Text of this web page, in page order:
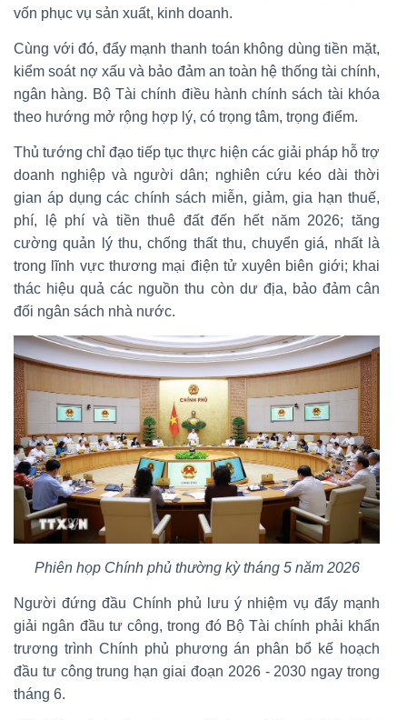
vốn phục vụ sản xuất, kinh doanh.
Cùng với đó, đẩy mạnh thanh toán không dùng tiền mặt,
kiểm soát nợ xấu và bảo đảm an toàn hệ thống tài chính,
ngân hàng. Bộ Tài chính điều hành chính sách tài khóa
theo hướng mở rộng hợp lý, có trọng tâm, trọng điểm.
Thủ tướng chỉ đạo tiếp tục thực hiện các giải pháp hỗ trợ
doanh nghiệp và người dân; nghiên cứu kéo dài thời
gian áp dụng các chính sách miễn, giảm, gia hạn thuế,
phí, lệ phí và tiền thuê đất đến hết năm 2026; tăng
cường quản lý thu, chống thất thu, chuyển giá, nhất là
trong lĩnh vực thương mại điện tử xuyên biên giới; khai
thác hiệu quả các nguồn thu còn dư địa, bảo đảm cân
đối ngân sách nhà nước.
Phiên họp Chính phủ thường kỳ tháng 5 năm 2026
Người đứng đầu Chính phủ lưu ý nhiệm vụ đẩy mạnh
giải ngân đầu tư công, trong đó Bộ Tài chính phải khẩn
trương trình Chính phủ phương án phân bổ kế hoạch
đầu tư công trung hạn giai đoạn 2026 - 2030 ngay trong
tháng 6.